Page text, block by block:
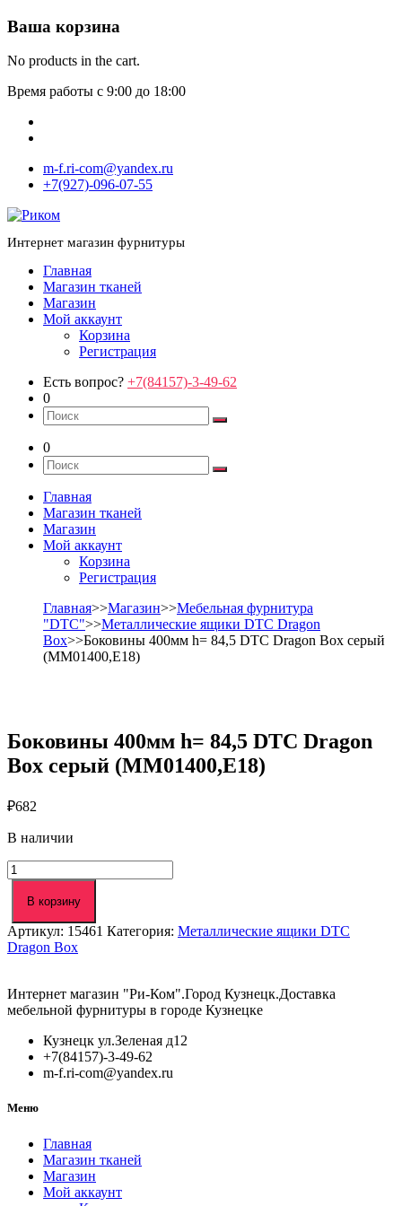
Ваша корзина
No products in the cart.
Время работы с 9:00 до 18:00
m-f.ri-com@yandex.ru
+7(927)-096-07-55
Интернет магазин фурнитуры
Главная
Магазин тканей
Магазин
Мой аккаунт
Корзина
Регистрация
Есть вопрос? +7(84157)-3-49-62
0
0
Главная
Магазин тканей
Магазин
Мой аккаунт
Корзина
Регистрация
Главная>>Магазин>>Мебельная фурнитура
"DTC">>Металлические ящики DTC Dragon
Box>>Боковины 400мм h= 84,5 DTC Dragon Box серый
(MM01400,E18)
Боковины 400мм h= 84,5 DTC Dragon
Box серый (MM01400,E18)
₽682
В наличии
Количество
товара
Боковины
h=
84,5
Box
серый
В корзину
Артикул: 15461 Категория: Металлические ящики DTC
Dragon Box
Интернет магазин "Ри-Ком".Город Кузнецк.Доставка
мебельной фурнитуры в городе Кузнецке
Кузнецк ул.Зеленая д12
+7(84157)-3-49-62
m-f.ri-com@yandex.ru
Меню
Главная
Магазин тканей
Магазин
Мой аккаунт